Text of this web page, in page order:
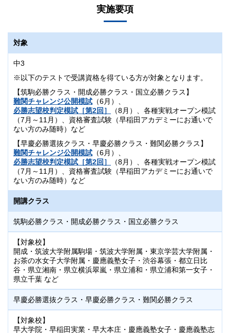
実施要項
対象
中3
※以下のテストで受講資格を得ている方が対象となります。
【筑駒必勝クラス・開成必勝クラス・国立必勝クラス】
難関チャレンジ公開模試 （6月）、
必勝志望校判定模試［第2回］
（8月）、各種実戦オープン模試
（7月～11月）、資格審査試験（早稲田アカデミーにお通いで
ない方のみ随時）など
【早慶必勝選抜クラス・早慶必勝クラス・難関必勝クラス】
難関チャレンジ公開模試 （6月）、
必勝志望校判定模試［第2回］
（8月）、各種実戦オープン模試
（7月～11月）、資格審査試験（早稲田アカデミーにお通いで
ない方のみ随時）など
開講クラス
筑駒必勝クラス・開成必勝クラス・国立必勝クラス
【対象校】
開成・筑波大学附属駒場・筑波大学附属・東京学芸大学附属・
お茶の水女子大学附属・慶應義塾女子・渋谷幕張・都立日比
谷・県立湘南・県立横浜翠嵐・県立浦和・県立浦和第一女子・
県立千葉 など
早慶必勝選抜クラス・早慶必勝クラス・難関必勝クラス
【対象校】
早大学院・早稲田実業・早大本庄・慶應義塾女子・慶應義塾志